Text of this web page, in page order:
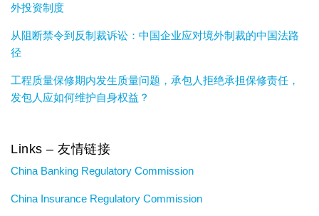
外投资制度
从阻断禁令到反制裁诉讼：中国企业应对境外制裁的中国法路
径
工程质量保修期内发生质量问题，承包人拒绝承担保修责任，
发包人应如何维护自身权益？
Links – 友情链接
China Banking Regulatory Commission
China Insurance Regulatory Commission